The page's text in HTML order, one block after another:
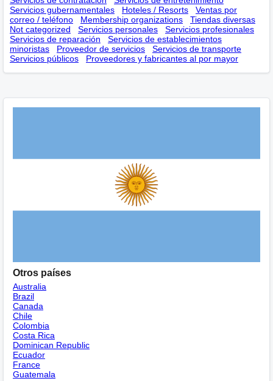
Servicios gubernamentales
Hoteles / Resorts
Ventas por
correo / teléfono
Membership оrganizations
Tiendas diversas
Not categorized
Servicios personales
Servicios profesionales
Servicios de reparación
Servicios de establecimientos
minoristas
Proveedor de servicios
Servicios de transporte
Servicios públicos
Proveedores y fabricantes al por mayor
Otros países
Australia
Brazil
Canada
Chile
Colombia
Costa Rica
Dominican Republic
Ecuador
France
Guatemala